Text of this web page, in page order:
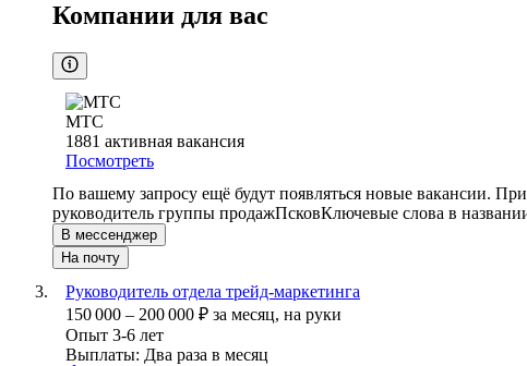
Компании для вас
МТС
1881 активная вакансия
Посмотреть
По вашему запросу ещё будут появляться новые вакансии.
руководитель группы продажПсковКлючевые слова в
В мессенджер
На почту
Руководитель отдела трейд-маркетинга
150 000 – 200 000 ₽ за месяц, на руки
Опыт 3-6 лет
Выплаты: Два раза в месяц